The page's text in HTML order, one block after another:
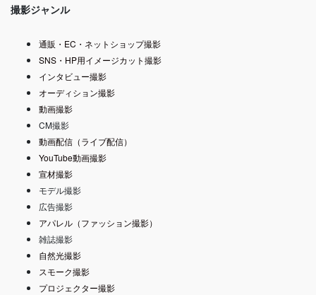
撮影ジャンル
通販・EC・ネットショップ撮影
SNS・HP用イメージカット撮影
インタビュー撮影
オーディション撮影
動画撮影
CM撮影
動画配信（ライブ配信）
YouTube動画撮影
宣材撮影
モデル撮影
広告撮影
アパレル（ファッション撮影）
雑誌撮影
自然光撮影
スモーク撮影
プロジェクター撮影